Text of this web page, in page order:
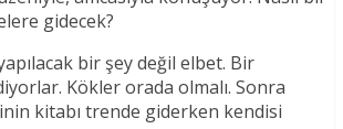
gidecek?
bir şey değil elbet. Bir
Kökler orada olmalı. Sonra
kitabı trende giderken kendisi